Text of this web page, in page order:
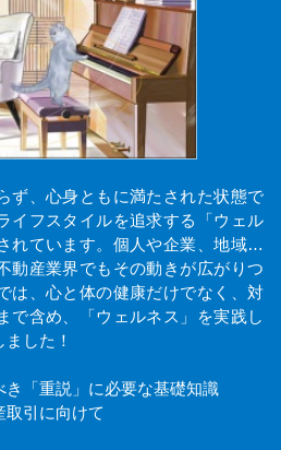
ず、心身ともに満たされた状態で
イフスタイルを追求する「ウェル
れています。個人や企業、地域…
動産業界でもその動きが広がりつ
は、心と体の健康だけでなく、対
で含め、「ウェルネス」を実践し
した！
き「重説」に必要な基礎知識
取引に向けて